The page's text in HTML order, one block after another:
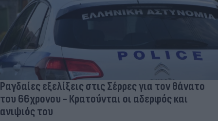
Ραγδαίες εξελίξεις στις Σέρρες για τον θάνατο
του 66χρονου - Κρατούνται οι αδερφός και
ανιψιός του